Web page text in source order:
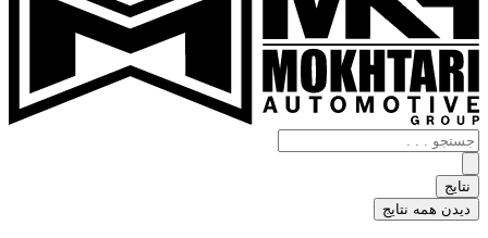
جستجو
.
.
.
نتایج
دیدن همه نتایج